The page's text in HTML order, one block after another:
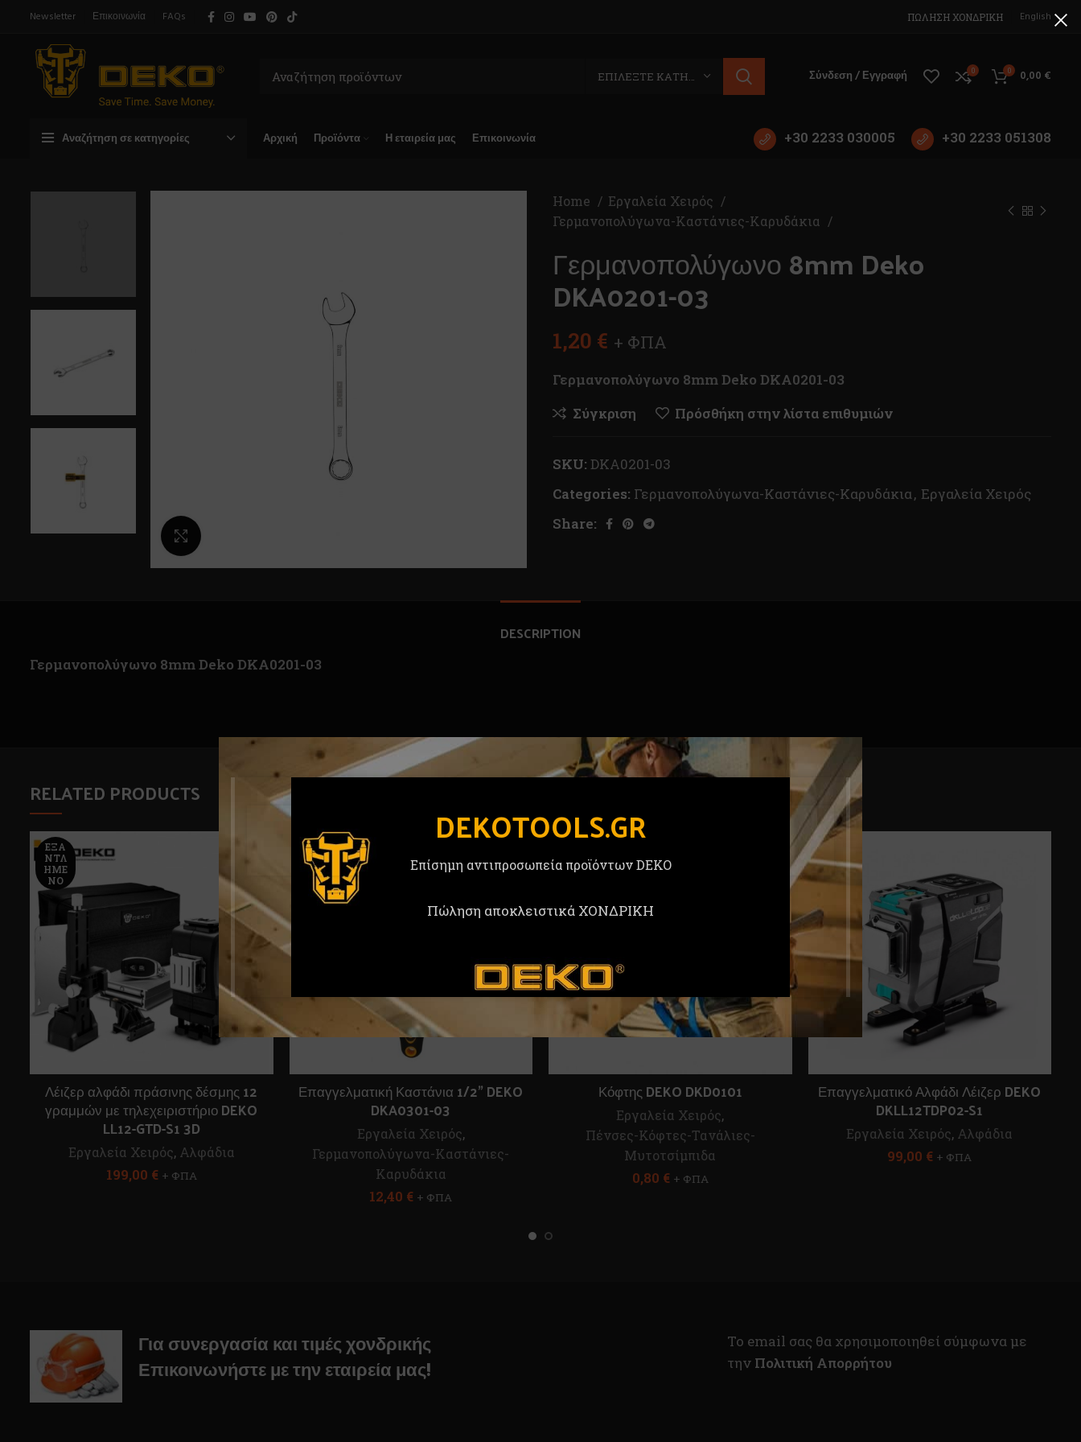
DEKOTOOLS.GR
Επίσημη αντιπροσωπεία προϊόντων DEKO
Πώληση αποκλειστικά ΧΟΝΔΡΙΚΗ
Newsletter Επικοινωνία FAQs ΠΩΛΗΣΗ ΧΟΝΔΡΙΚΗ English
Σύνδεση / Εγγραφή 0 0 0,00 €
Αναζήτηση σε κατηγορίες Αρχική Προϊόντα Η εταιρεία μας Επικοινωνία +30 2233 030005 +30 2233 051308
Κλικ για μεγέθυνση
Home
Εργαλεία Χειρός
Γερμανοπολύγωνα-Καστάνιες-Καρυδάκια
Γερμανοπολύγωνο 8mm Deko
DKA0201-03
1,20 € + ΦΠΑ
Γερμανοπολύγωνο 8mm Deko DKA0201-03
Σύγκριση
Πρόσθήκη στην λίστα επιθυμιών
SKU: DKA0201-03
Categories: Γερμανοπολύγωνα-Καστάνιες-Καρυδάκια, Εργαλεία Χειρός
Share:
DESCRIPTION
Γερμανοπολύγωνο 8mm Deko DKA0201-03
RELATED PRODUCTS
ΕΞΑ
ΝΤΛ
ΗΜΈ
ΝΟ
Λέιζερ αλφάδι πράσινης δέσμης 12
γραμμών με τηλεχειριστήριο DEKO
LL12-GTD-S1 3D
Εργαλεία Χειρός, Αλφάδια
199,00 € + ΦΠΑ
Επαγγελματική Καστάνια 1/2” DEKO
DKA0301-03
Εργαλεία Χειρός,
Γερμανοπολύγωνα-Καστάνιες-
Καρυδάκια
12,40 € + ΦΠΑ
Κόφτης DEKO DKD0101
Εργαλεία Χειρός,
Πένσες-Κόφτες-Τανάλιες-
Μυτοτσίμπιδα
0,80 € + ΦΠΑ
Επαγγελματικό Αλφάδι Λέιζερ DEKO
DKLL12TDP02-S1
Εργαλεία Χειρός, Αλφάδια
99,00 € + ΦΠΑ
Για συνεργασία και τιμές χονδρικής
Επικοινωνήστε με την εταιρεία μας!
To email σας θα χρησιμοποιηθεί σύμφωνα με
την Πολιτική Απορρήτου